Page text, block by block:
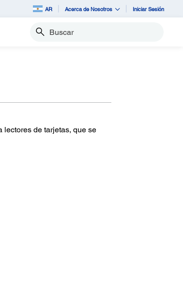
AR Acerca de Nosotros Iniciar Sesión
Buscar
lectores de tarjetas, que se